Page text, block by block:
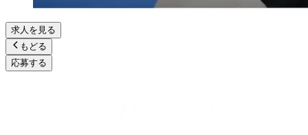
求人を見る
もどる
応募する